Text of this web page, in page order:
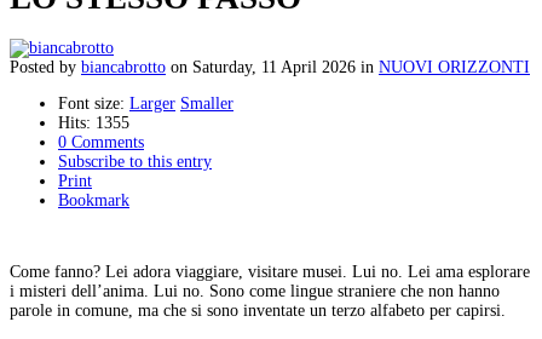
Posted by biancabrotto on Saturday, 11 April 2026 in NUOVI ORIZZONTI
Font size: Larger Smaller
Hits: 1355
0 Comments
Subscribe to this entry
Print
Bookmark
Come fanno? Lei adora viaggiare, visitare musei. Lui no. Lei ama esplorare
i misteri dell’anima. Lui no. Sono come lingue straniere che non hanno
parole in comune, ma che si sono inventate un terzo alfabeto per capirsi.